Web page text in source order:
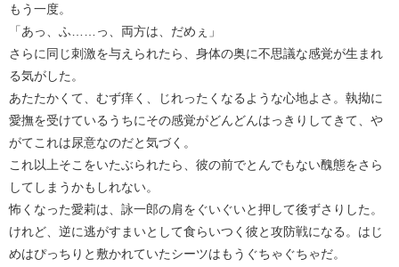
もう一度。
「あっ、ふ……っ、両方は、だめぇ」
さらに同じ刺激を与えられたら、身体の奥に不思議な感覚が生まれ
る気がした。
あたたかくて、むず痒く、じれったくなるような心地よさ。執拗に
愛撫を受けているうちにその感覚がどんどんはっきりしてきて、や
がてこれは尿意なのだと気づく。
これ以上そこをいたぶられたら、彼の前でとんでもない醜態をさら
してしまうかもしれない。
怖くなった愛莉は、詠一郎の肩をぐいぐいと押して後ずさりした。
けれど、逆に逃がすまいとして食らいつく彼と攻防戦になる。はじ
めはぴっちりと敷かれていたシーツはもうぐちゃぐちゃだ。